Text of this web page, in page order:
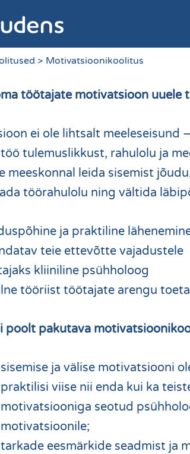
Motivatsioonikoolitus
töötajate motivatsioon
ei ole lihtsalt meeleseisund
tulemuslikkust, rahulolu ja
meeskonnal leida sisemist
töörahulolu ning vältida
ja praktiline
teie ettevõtte vajadustele
kliiniline psühholoog
tööriist töötajate arengu
poolt pakutava
sisemise ja välise motivatsiooni
praktilisi viise nii enda kui ka
motivatsiooniga seotud
motivatsioonile;
tarkade eesmärkide seadmist ja